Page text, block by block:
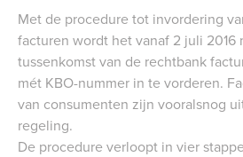
Met de procedure tot invordering
facturen wordt het vanaf 2 juli 2016
tussenkomst van de rechtbank
mét KBO-nummer in te vorderen.
van consumenten zijn vooralsnog
regeling.
De procedure verloopt in vier